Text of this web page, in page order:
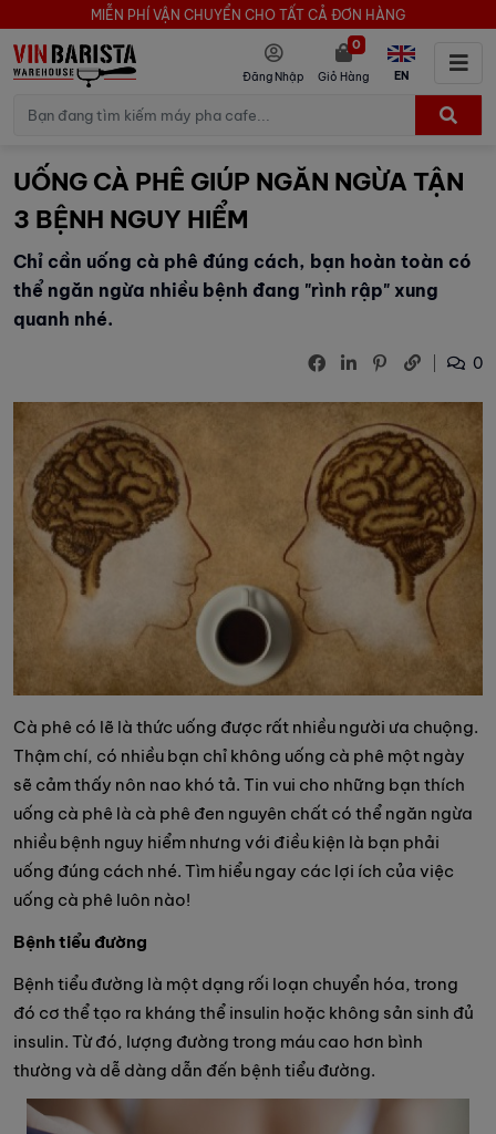
MIỄN PHÍ VẬN CHUYỂN CHO TẤT CẢ ĐƠN HÀNG
Đăng Nhập Giỏ Hàng
0
EN
UỐNG CÀ PHÊ GIÚP NGĂN NGỪA TẬN
3 BỆNH NGUY HIỂM
Chỉ cần uống cà phê đúng cách, bạn hoàn toàn có
thể ngăn ngừa nhiều bệnh đang "rình rập" xung
quanh nhé.
0
Cà phê có lẽ là thức uống được rất nhiều người ưa chuộng.
Thậm chí, có nhiều bạn chỉ không uống cà phê một ngày
sẽ cảm thấy nôn nao khó tả. Tin vui cho những bạn thích
uống cà phê là cà phê đen nguyên chất có thể ngăn ngừa
nhiều bệnh nguy hiểm nhưng với điều kiện là bạn phải
uống đúng cách nhé. Tìm hiểu ngay các lợi ích của việc
uống cà phê luôn nào!
Bệnh tiểu đường
Bệnh tiểu đường là một dạng rối loạn chuyển hóa, trong
đó cơ thể tạo ra kháng thể insulin hoặc không sản sinh đủ
insulin. Từ đó, lượng đường trong máu cao hơn bình
thường và dễ dàng dẫn đến bệnh tiểu đường.